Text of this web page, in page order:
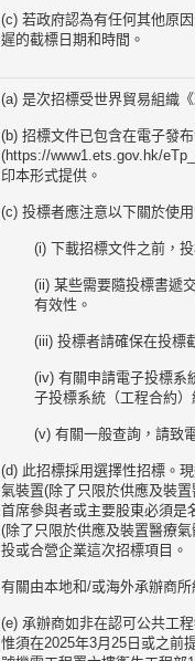
(c) 若政府認為有任何其他原
遲的截標日期和時間。
(a) 是次招標受世界貿易組織
(b) 招標文件已包含在電子發
(https://www1.ets.gov.hk/
印本形式提供。
(c) 投標者應注意以下關於使
(i) 下載招標文件之前，
(ii) 某些需要隨投標書遞
有效性。
(iii) 投標者請確保在投標
(iv) 有關申請電子投標系
子投標系統（工程合約
(v) 有關一般查詢，請致
(d) 此招標採用選擇性招標。
氣裝置(除了只限於供應及裝
首席參與者或主要股東必須是
(除了只限於供應及裝置醫療
投或合營企業這次招標項目。
有關由本地和/或海外承辦商
(e) 承辦商如非在認可公共工
惟須在2025年3月25日或之前